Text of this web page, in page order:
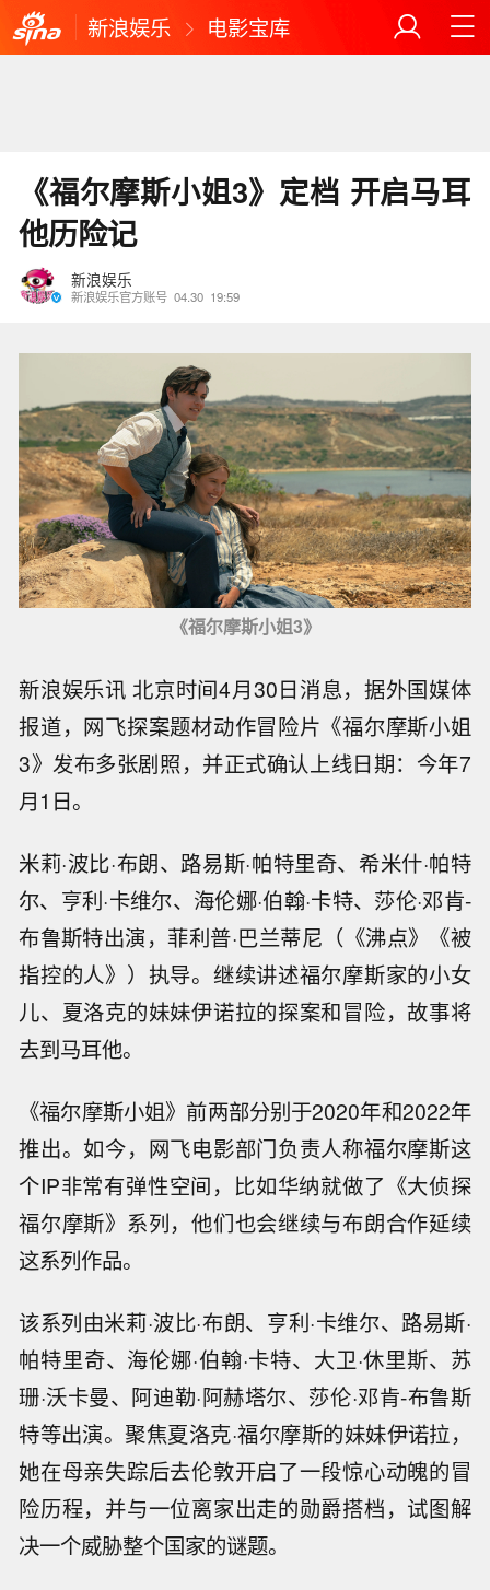
新浪娱乐 电影宝库
《福尔摩斯小姐3》定档 开启马耳
他历险记
新浪娱乐
新浪娱乐官方账号 04.30 19:59
《福尔摩斯小姐3》
新浪娱乐讯 北京时间4月30日消息，据外国媒体
报道，网飞探案题材动作冒险片《福尔摩斯小姐
3》发布多张剧照，并正式确认上线日期：今年7
月1日。
米莉·波比·布朗、路易斯·帕特里奇、希米什·帕特
尔、亨利·卡维尔、海伦娜·伯翰·卡特、莎伦·邓肯-
布鲁斯特出演，菲利普·巴兰蒂尼（《沸点》《被
指控的人》）执导。继续讲述福尔摩斯家的小女
儿、夏洛克的妹妹伊诺拉的探案和冒险，故事将
去到马耳他。
《福尔摩斯小姐》前两部分别于2020年和2022年
推出。如今，网飞电影部门负责人称福尔摩斯这
个IP非常有弹性空间，比如华纳就做了《大侦探
福尔摩斯》系列，他们也会继续与布朗合作延续
这系列作品。
该系列由米莉·波比·布朗、亨利·卡维尔、路易斯·
帕特里奇、海伦娜·伯翰·卡特、大卫·休里斯、苏
珊·沃卡曼、阿迪勒·阿赫塔尔、莎伦·邓肯-布鲁斯
特等出演。聚焦夏洛克·福尔摩斯的妹妹伊诺拉，
她在母亲失踪后去伦敦开启了一段惊心动魄的冒
险历程，并与一位离家出走的勋爵搭档，试图解
决一个威胁整个国家的谜题。